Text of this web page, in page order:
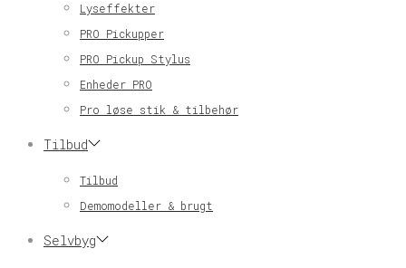
Lyseffekter
PRO Pickupper
PRO Pickup Stylus
Enheder PRO
Pro løse stik & tilbehør
Tilbud
Tilbud
Demomodeller & brugt
Selvbyg